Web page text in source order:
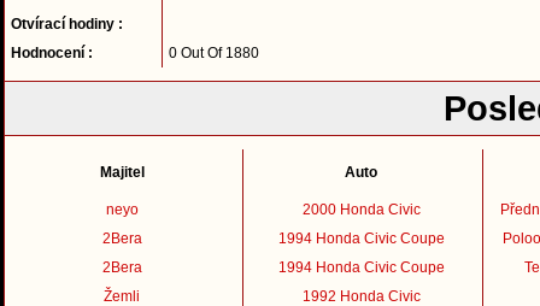
Otvírací hodiny :
Hodnocení :
0 Out Of 1880
Majitel Auto
neyo 2000 Honda Civic
2Bera
1994 Honda Civic Coupe
2Bera
1994 Honda Civic Coupe
Žemli
1992 Honda Civic